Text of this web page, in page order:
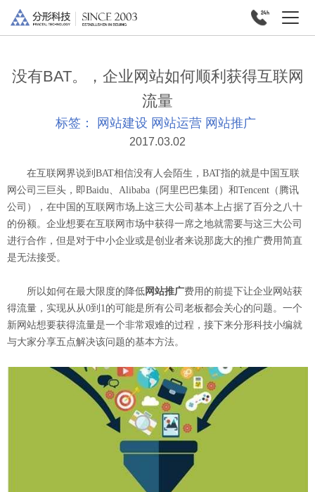
没有BAT。，企业网站如何顺利获得互联网
流量
标签： 网站建设 网站运营 网站推广
2017.03.02
在互联网界说到BAT相信没有人会陌生，BAT指的就是中国互联
网公司三巨头，即Baidu、Alibaba（阿里巴巴集团）和Tencent（腾讯
公司），在中国的互联网市场上这三大公司基本上占据了百分之八十
的份额。企业想要在互联网市场中获得一席之地就需要与这三大公司
进行合作，但是对于中小企业或是创业者来说那庞大的推广费用简直
是无法接受。
所以如何在最大限度的降低网站推广费用的前提下让企业网站获
得流量，实现从从0到1的可能是所有公司老板都会关心的问题。一个
新网站想要获得流量是一个非常艰难的过程，接下来分形科技小编就
与大家分享五点解决该问题的基本方法。